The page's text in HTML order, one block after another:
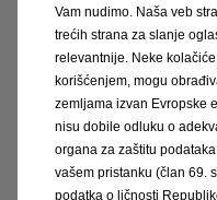
3
100 %
Hibrid
Plug-
Vam nudimo. Naša veb
trećih strana za slanje
relevantnije. Neke
korišćenjem, mogu
zemljama izvan Evropske
nisu dobile odluku o
organa za zaštitu
vašem pristanku (član 69.
podatka o ličnosti